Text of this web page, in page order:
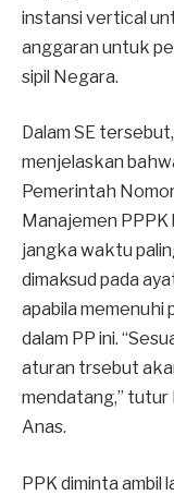
instansi vertical
anggaran untuk
sipil Negara.
Dalam SE
menjelaskan
Pemerintah
Manajemen
jangka waktu
dimaksud pada
apabila memenuhi
dalam PP ini.
aturan trsebut
mendatang,”
Anas.
PPK diminta